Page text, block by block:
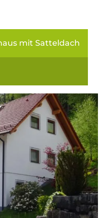
mit Satteldach